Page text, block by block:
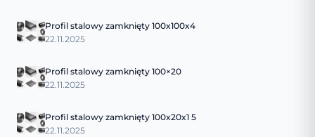
Profil stalowy zamknięty 100x100x4
22.11.2025
Profil stalowy zamknięty 100×20
22.11.2025
Profil stalowy zamknięty 100x20x1 5
22.11.2025